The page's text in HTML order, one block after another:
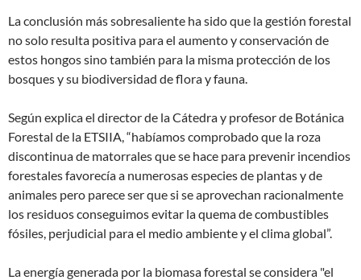
La conclusión más sobresaliente ha sido que la gestión forestal
no solo resulta positiva para el aumento y conservación de
estos hongos sino también para la misma protección de los
bosques y su biodiversidad de flora y fauna.
Según explica el director de la Cátedra y profesor de Botánica
Forestal de la ETSIIA, “habíamos comprobado que la roza
discontinua de matorrales que se hace para prevenir incendios
forestales favorecía a numerosas especies de plantas y de
animales pero parece ser que si se aprovechan racionalmente
los residuos conseguimos evitar la quema de combustibles
fósiles, perjudicial para el medio ambiente y el clima global”.
La energía generada por la biomasa forestal se considera "el